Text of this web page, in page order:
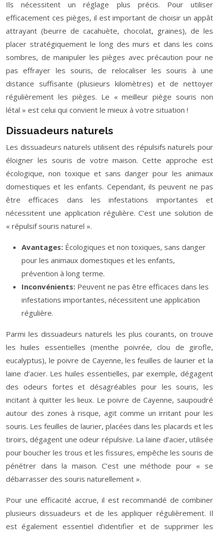
Ils nécessitent un réglage plus précis. Pour utiliser
efficacement ces pièges, il est important de choisir un appât
attrayant (beurre de cacahuète, chocolat, graines), de les
placer stratégiquement le long des murs et dans les coins
sombres, de manipuler les pièges avec précaution pour ne
pas effrayer les souris, de relocaliser les souris à une
distance suffisante (plusieurs kilomètres) et de nettoyer
régulièrement les pièges. Le « meilleur piège souris non
létal » est celui qui convient le mieux à votre situation !
Dissuadeurs naturels
Les dissuadeurs naturels utilisent des répulsifs naturels pour
éloigner les souris de votre maison. Cette approche est
écologique, non toxique et sans danger pour les animaux
domestiques et les enfants. Cependant, ils peuvent ne pas
être efficaces dans les infestations importantes et
nécessitent une application régulière. C’est une solution de
« répulsif souris naturel ».
Avantages: Écologiques et non toxiques, sans danger
pour les animaux domestiques et les enfants,
prévention à long terme.
Inconvénients: Peuvent ne pas être efficaces dans les
infestations importantes, nécessitent une application
régulière.
Parmi les dissuadeurs naturels les plus courants, on trouve
les huiles essentielles (menthe poivrée, clou de girofle,
eucalyptus), le poivre de Cayenne, les feuilles de laurier et la
laine d’acier. Les huiles essentielles, par exemple, dégagent
des odeurs fortes et désagréables pour les souris, les
incitant à quitter les lieux. Le poivre de Cayenne, saupoudré
autour des zones à risque, agit comme un irritant pour les
souris. Les feuilles de laurier, placées dans les placards et les
tiroirs, dégagent une odeur répulsive. La laine d’acier, utilisée
pour boucher les trous et les fissures, empêche les souris de
pénétrer dans la maison. C’est une méthode pour « se
débarrasser des souris naturellement ».
Pour une efficacité accrue, il est recommandé de combiner
plusieurs dissuadeurs et de les appliquer régulièrement. Il
est également essentiel d’identifier et de supprimer les